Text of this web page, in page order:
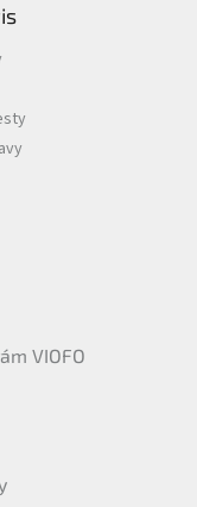
VIOFO